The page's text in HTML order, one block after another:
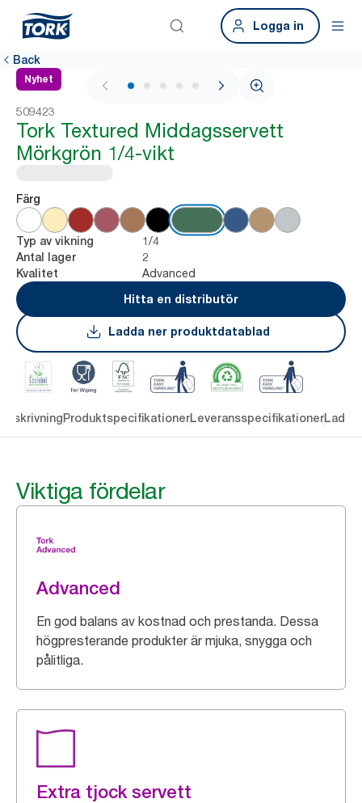
Logga in
Back
Nyhet
1 / 6
509423
Tork Textured Middagsservett
Mörkgrön 1/4-vikt
Färg
Typ av vikning 1/4
Antal lager 2
Kvalitet
Advanced
Hitta en distributör
Ladda ner produktdatablad
ProduktspecifikationerLeveransspecifikationerLadda
Viktiga fördelar
Advanced
En god balans av kostnad och prestanda. Dessa
högpresterande produkter är mjuka, snygga och
pålitliga.
Extra tjock servett